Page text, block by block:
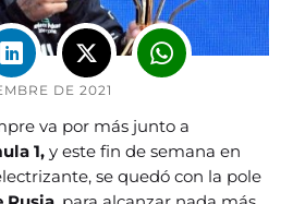
DE 2021
va por más junto a
1, y este fin de semana en
se quedó con la pole